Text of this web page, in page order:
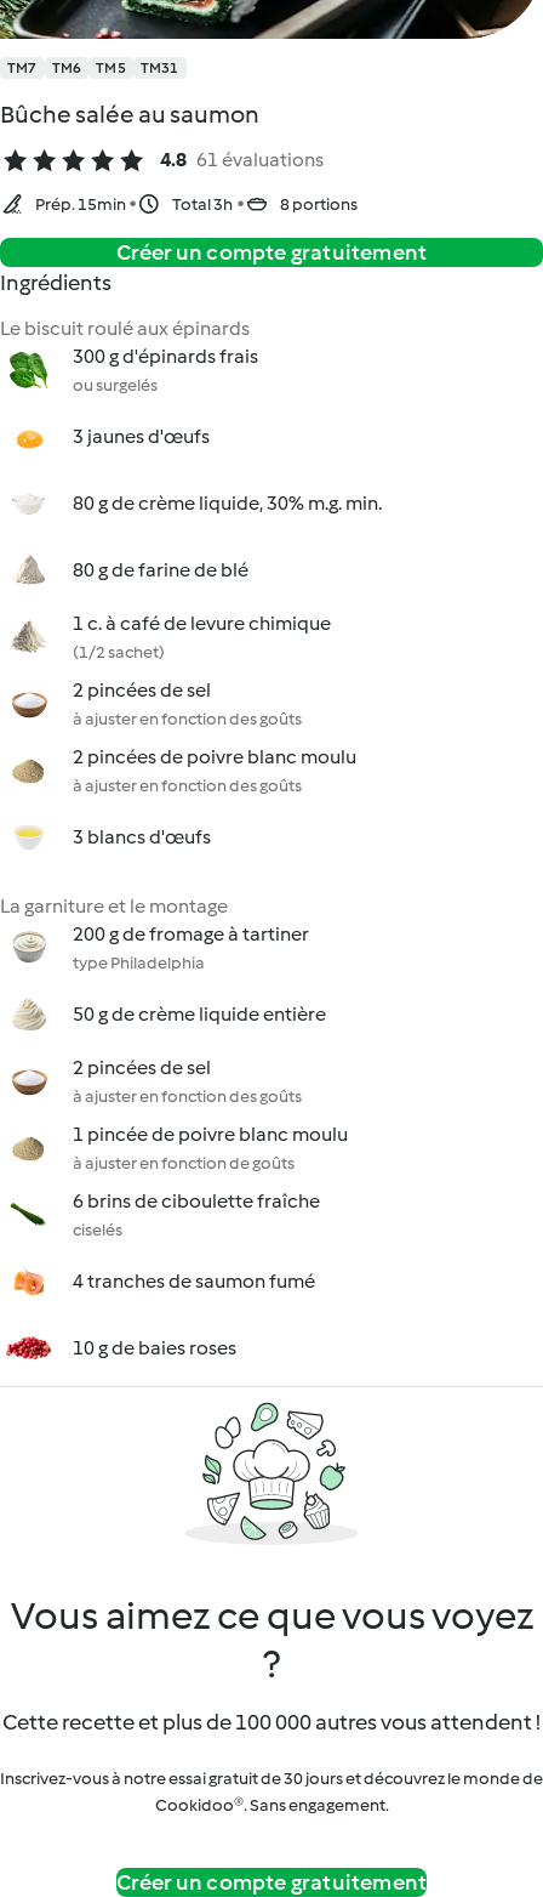
TM7 TM6 TM5 TM31
Bûche salée au saumon
4.8 61 évaluations
Prép. 15min Total 3h 8 portions
Créer un compte gratuitement
Ingrédients
Le biscuit roulé aux épinards
300 g d'épinards frais
ou surgelés
3 jaunes d'œufs
80 g de crème liquide, 30% m.g. min.
80 g de farine de blé
1 c. à café de levure chimique
(1/2 sachet)
2 pincées de sel
à ajuster en fonction des goûts
2 pincées de poivre blanc moulu
à ajuster en fonction des goûts
3 blancs d'œufs
La garniture et le montage
200 g de fromage à tartiner
type Philadelphia
50 g de crème liquide entière
2 pincées de sel
à ajuster en fonction des goûts
1 pincée de poivre blanc moulu
à ajuster en fonction de goûts
6 brins de ciboulette fraîche
ciselés
4 tranches de saumon fumé
10 g de baies roses
Vous aimez ce que vous voyez
?
Cette recette et plus de 100 000 autres vous attendent !
Inscrivez-vous à notre essai gratuit de 30 jours et découvrez le monde de
Cookidoo®. Sans engagement.
Créer un compte gratuitement